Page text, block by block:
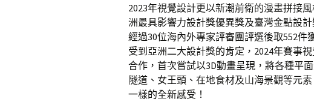
2023年視覺設計更以新潮前衛的漫畫拼接
洲最具影響力設計獎優異獎及臺灣金點設
經過30位海內外專家評審團評選後取552件
受到亞洲二大設計獎的肯定，2024年賽事
合作，首次嘗試以3D動畫呈現，將各種平
隧道、女王頭、在地食材及山海景觀等元
一樣的全新感受！